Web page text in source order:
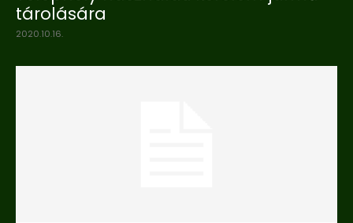
tárolására
2020.10.16.